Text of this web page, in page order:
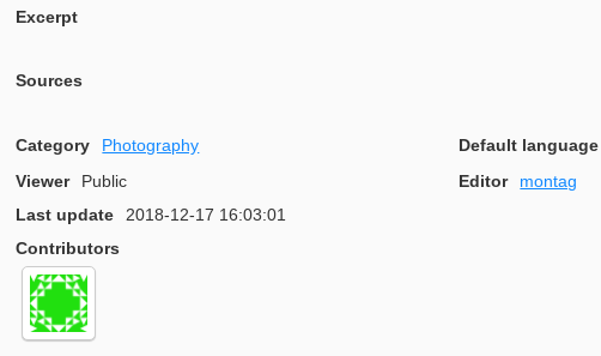
Excerpt
Sources
Category Photography Default language
Viewer
Public Editor
montag
Last update
2018-12-17 16:03:01
Contributors